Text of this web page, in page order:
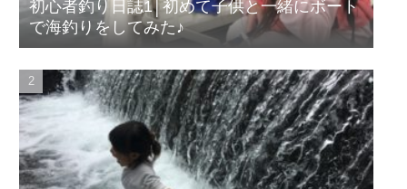
初心者釣り日誌1│初めて子供と一緒にボート
で海釣りをしてみた♪